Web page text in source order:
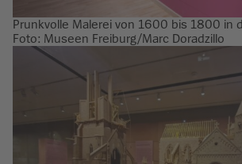
Prunkvolle Malerei von 1600 bis 1800 in
Foto: Museen Freiburg/Marc Doradzillo